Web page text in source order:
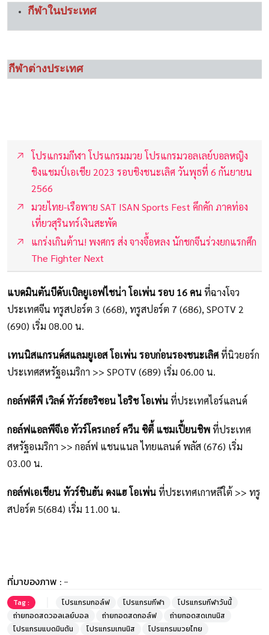
กีฬาในประเทศ
กีฬาต่างประเทศ
โปรแกรมกีฬา โปรแกรมมวย โปรแกรมวอลเลย์บอลหญิง
ชิงแชมป์เอเชีย 2023 รอบชิงชนะเลิศ วันพุธที่ 6 กันยายน
2566
มวยไทย-เรือพาย SAT ISAN Sports Fest คึกคัก ภาคท่อง
เที่ยวสุรินทร์เงินสะพัด
แกร่งเกินต้าน! พงศกร ส่ง จางจื้อหลง นักชกจีนร่วงยกแรกศึก
The Fighter Next
แบดมินตันบีดับเบิลยูเอฟไชน่า โอเพ่น รอบ 16 คนที่ฉางโจว
ประเทศจีน ทรูสปอร์ต 3 (668), ทรูสปอร์ต 7 (686), SPOTV 2
(690) เริ่ม 08.00 น.
เทนนิสแกรนด์สแลมยูเอส โอเพ่น รอบก่อนรองชนะเลิศที่นิวยอร์ก
ประเทศสหรัฐอเมริกา >> SPOTV (689) เริ่ม 06.00 น.
กอล์ฟดีพี เวิลด์ ทัวร์ฮอริซอน ไอริช โอเพ่นที่ประเทศไอร์แลนด์
กอล์ฟแอลพีจีเอ ทัวร์โครเกอร์ ควีน ซิตี้ แชมเปี้ยนชิพที่ประเทศ
สหรัฐอเมริกา >> กอล์ฟ แชนแนล ไทยแลนด์ พลัส (676) เริ่ม
03.00 น.
กอล์ฟเอเชียน ทัวร์ชินฮัน ดงแฮ โอเพ่นที่ประเทศเกาหลีใต้ >> ทรู
สปอร์ต 5(684) เริ่ม 11.00 น.
ที่มาของภาพ : -
Tag : โปรแกรมกอล์ฟ โปรแกรมกีฬา
โปรแกรมกีฬาวันนี้
ถ่ายทอดสดวอลเลย์บอล
ถ่ายทอดสดกอล์ฟ
ถ่ายทอดสดเทนนิส
โปรแกรมแบดมินตัน
โปรแกรมเทนนิส
โปรแกรมมวยไทย